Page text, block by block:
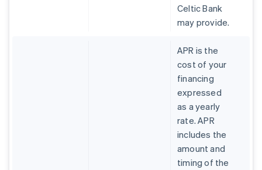
Celtic Bank
may provide.
APR is the
cost of your
financing
expressed
as a yearly
rate. APR
includes the
amount and
timing of the